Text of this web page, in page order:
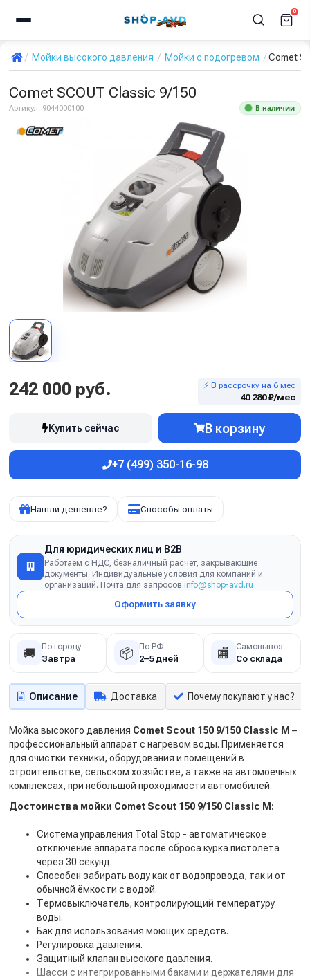
0
Мойки высокого давления Мойки с подогревом Comet
Comet SCOUT Classic 9/150
Артикул: 9044000100 В наличии
242 000 руб. ⚡ В рассрочку на 6 мес
40 280 ₽/мес
Купить сейчас В корзину
+7 (499) 350-16-98
Нашли дешевле? Способы оплаты
Для юридических лиц и B2B
Работаем с НДС, безналичный расчёт, закрывающие
документы. Индивидуальные условия для компаний и
организаций. Почта для запросов info@shop-avd.ru
Оформить заявку
🚚 По городу
Завтра 📦 По РФ
2–5 дней 🏬 Самовывоз
Со склада
Описание Доставка Почему покупают у нас?
Мойка высокого давления Comet Scout 150 9/150 Classic M –
профессиональный аппарат с нагревом воды. Применяется
для очистки техники, оборудования и помещений в
строительстве, сельском хозяйстве, а также на автомоечных
комплексах, при небольшой проходимости автомобилей.
Достоинства мойки Comet Scout 150 9/150 Classic M:
Система управления Total Stop - автоматическое
отключение аппарата после сброса курка пистолета
через 30 секунд.
Способен забирать воду как от водопровода, так и от
обычной ёмкости с водой.
Термовыключатель, контролирующий температуру
воды.
Бак для использования моющих средств.
Регулировка давления.
Защитный клапан высокого давления.
Шасси с интегрированными баками и держателями для